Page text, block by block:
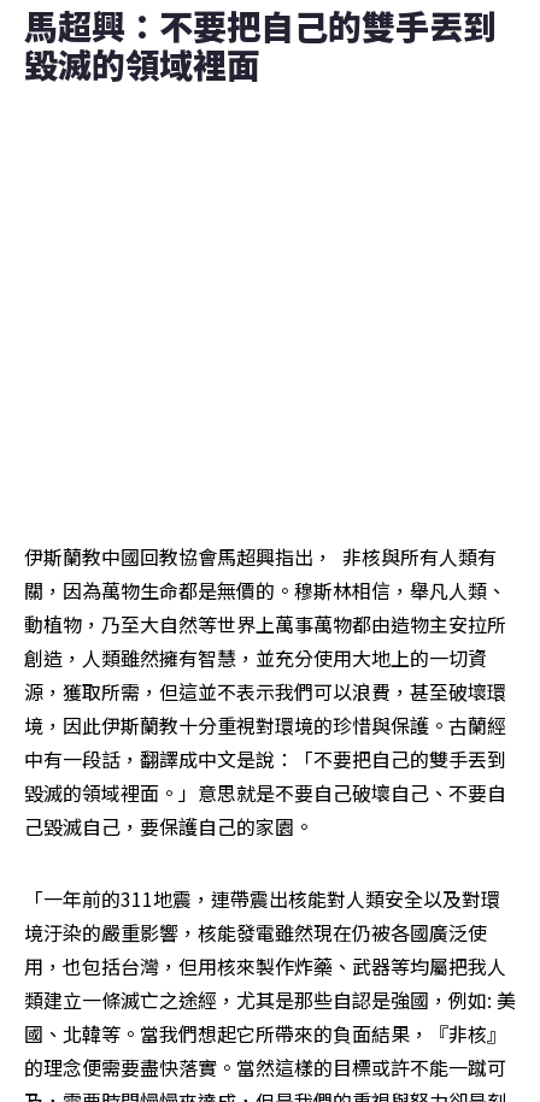
馬超興：不要把自己的雙手丟到
毀滅的領域裡面
伊斯蘭教中國回教協會馬超興指出，  非核與所有人類有
關，因為萬物生命都是無價的。穆斯林相信，舉凡人類、
動植物，乃至大自然等世界上萬事萬物都由造物主安拉所
創造，人類雖然擁有智慧，並充分使用大地上的一切資
源，獲取所需，但這並不表示我們可以浪費，甚至破壞環
境，因此伊斯蘭教十分重視對環境的珍惜與保護。古蘭經
中有一段話，翻譯成中文是說：「不要把自己的雙手丟到
毀滅的領域裡面。」意思就是不要自己破壞自己、不要自
己毀滅自己，要保護自己的家園。
「一年前的311地震，連帶震出核能對人類安全以及對環
境汙染的嚴重影響，核能發電雖然現在仍被各國廣泛使
用，也包括台灣，但用核來製作炸藥、武器等均屬把我人
類建立一條滅亡之途經，尤其是那些自認是強國，例如: 美
國、北韓等。當我們想起它所帶來的負面結果，『非核』
的理念便需要盡快落實。當然這樣的目標或許不能一蹴可